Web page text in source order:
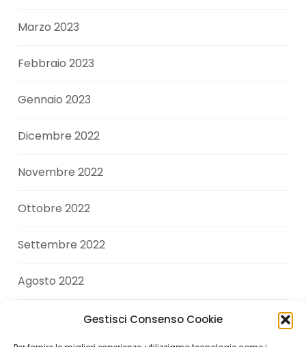
Gestisci Consenso Cookie
Marzo 2023
Febbraio 2023
Gennaio 2023
Dicembre 2022
Novembre 2022
Ottobre 2022
Settembre 2022
Agosto 2022